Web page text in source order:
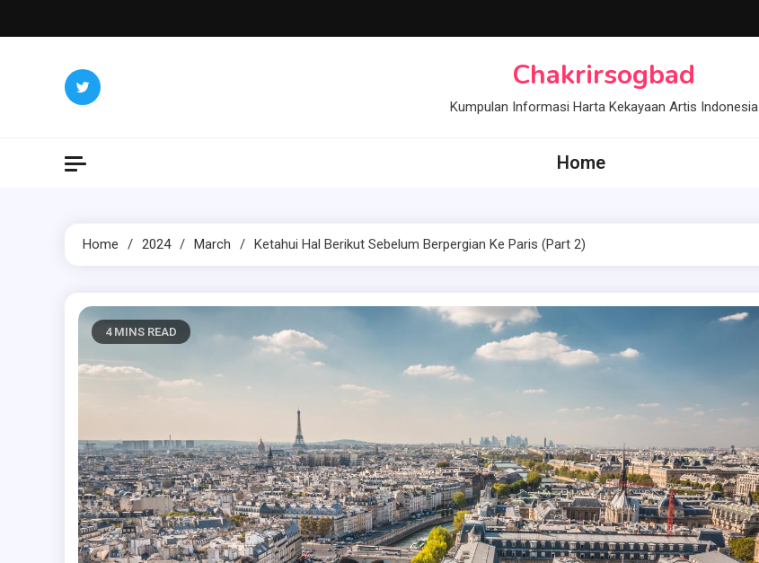
to
Chakrirsogbad
Kumpulan Informasi Harta Kekayaan Artis Indonesia
Home
Home 2024 March Ketahui Hal Berikut Sebelum Berpergian Ke Paris (Part 2)
4 MINS READ